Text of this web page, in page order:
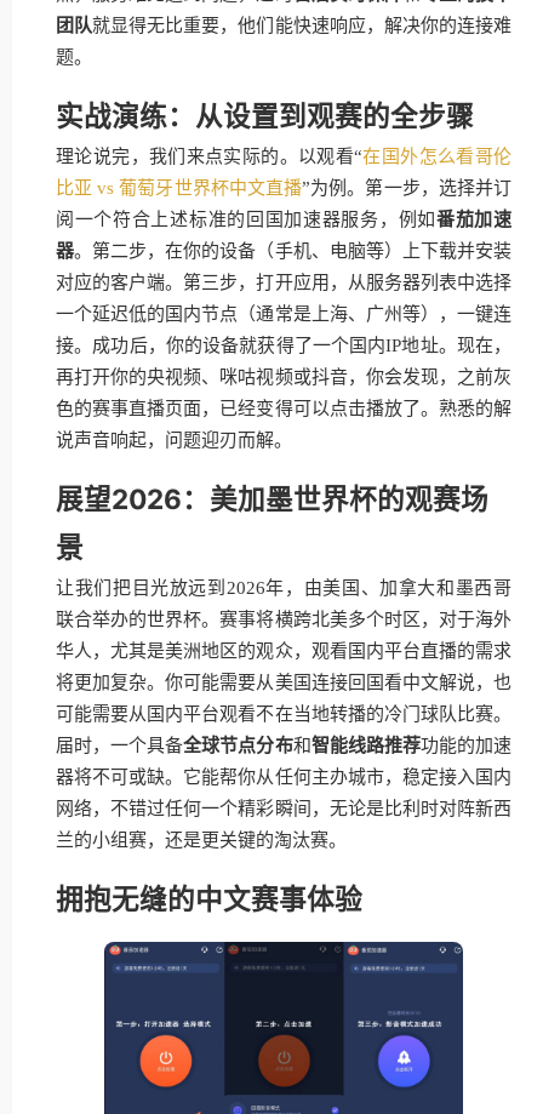
团队就显得无比重要，他们能快速响应，解决你的连接难
题。
实战演练：从设置到观赛的全步骤
理论说完，我们来点实际的。以观看“在国外怎么看哥伦
比亚 vs 葡萄牙世界杯中文直播”为例。第一步，选择并订
阅一个符合上述标准的回国加速器服务，例如番茄加速
器。第二步，在你的设备（手机、电脑等）上下载并安装
对应的客户端。第三步，打开应用，从服务器列表中选择
一个延迟低的国内节点（通常是上海、广州等），一键连
接。成功后，你的设备就获得了一个国内IP地址。现在，
再打开你的央视频、咪咕视频或抖音，你会发现，之前灰
色的赛事直播页面，已经变得可以点击播放了。熟悉的解
说声音响起，问题迎刃而解。
展望2026：美加墨世界杯的观赛场
景
让我们把目光放远到2026年，由美国、加拿大和墨西哥
联合举办的世界杯。赛事将横跨北美多个时区，对于海外
华人，尤其是美洲地区的观众，观看国内平台直播的需求
将更加复杂。你可能需要从美国连接回国看中文解说，也
可能需要从国内平台观看不在当地转播的冷门球队比赛。
届时，一个具备全球节点分布和智能线路推荐功能的加速
器将不可或缺。它能帮你从任何主办城市，稳定接入国内
网络，不错过任何一个精彩瞬间，无论是比利时对阵新西
兰的小组赛，还是更关键的淘汰赛。
拥抱无缝的中文赛事体验